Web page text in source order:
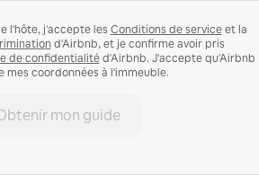
l'hôte, j'accepte les Conditions de serviceet la
d'Airbnb, et je confirme avoir pris
de confidentialitéd'Airbnb. J'accepte qu'Airbnb
mes coordonnées à l'immeuble.
mon guide